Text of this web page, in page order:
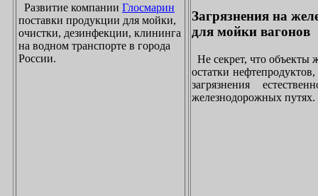
Развитие компании Глосмарин
поставки продукции для мойки,
очистки, дезинфекции, клининга
на водном транспорте в города
России.
Загрязнения на
для мойки вагонов
Не секрет, что объекты
остатки нефтепродуктов,
загрязнения
железнодорожных путях.